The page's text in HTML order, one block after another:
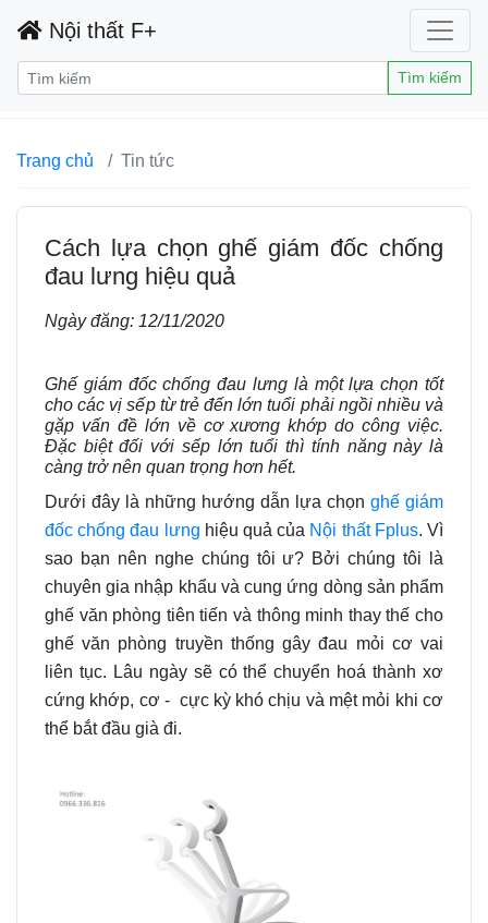
Nội thất F+
Tìm kiếm
Trang chủ Tin tức
Cách lựa chọn ghế giám đốc chống
đau lưng hiệu quả
Ngày đăng: 12/11/2020
Ghế giám đốc chống đau lưng là một lựa chọn tốt
cho các vị sếp từ trẻ đến lớn tuổi phải ngồi nhiều và
gặp vấn đề lớn về cơ xương khớp do công việc.
Đặc biệt đối với sếp lớn tuổi thì tính năng này là
càng trở nên quan trọng hơn hết.
Dưới đây là những hướng dẫn lựa chọn ghế giám
đốc chống đau lưng hiệu quả của Nội thất Fplus. Vì
sao bạn nên nghe chúng tôi ư? Bởi chúng tôi là
chuyên gia nhập khẩu và cung ứng dòng sản phẩm
ghế văn phòng tiên tiến và thông minh thay thế cho
ghế văn phòng truyền thống gây đau mỏi cơ vai
liên tục. Lâu ngày sẽ có thể chuyển hoá thành xơ
cứng khớp, cơ - cực kỳ khó chịu và mệt mỏi khi cơ
thể bắt đầu già đi.